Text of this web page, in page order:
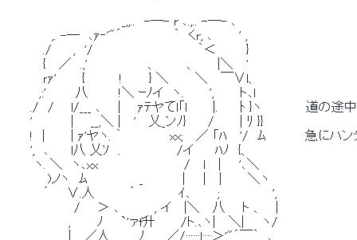
_,,..　-─- r ､.,.. -─- ､
,. -─　､ｧ‐'"´　 　　　 　｀　くr, ､　　　' ,
./　 　,　'/　　　　　　 　　　　　 ｀＜ 　 　 }
{　 ／　.,' 　 　　　　　、　　 　、　　 |＼　 '
ｒｧ' 　　 { 　 　　!　　　} ＼　　　＼　 ￣∨l、
,:' 　 　 八　　　 !＼ ｰﾉイ　ヽ.　 　 ', 　　 ト､l
./　/ 　 l/___ ､ 　 | 　 ｧﾃヤてl「l　 　 |.　　 ﾄ }ヽ　　　　　道の
'　 　 　 | 　 __,＼ |　 '　 乂_ンﾉ}　 　/　 　 | ﾘ }}
!　|　 　 | ｧ'ヤヽ. ｀　　　 　　xx;　 ／ 「ﾊ　 '/　ﾑ　　　　 急にハ
',　､ 　　l八 乂ｿ　. 　　　 　 　/イ　　 ﾊﾉ　{、
ヽ. ＼　ヽ､xx　　　　 　　 　 　 /　 l 　|　　'､＼
)ノヽ　ﾑ　　 　　　 _　 　　　|　　|　 |　 　 ＼ヽ
´　　∨.人　 　　 ´　　 　　 ｲ､　　　;　　　　　　',
/ 　 ＞ ､　　　　, イ　 |＼　 八 　 ト 、　 |
,　　　ﾉ　　`'ァf升 　　 /ト.､ヽ| 　＼|　　ヽ/
|　 ／人　　　,ﾉ 　　／/::::::l::;:＞'"´￣｀　､